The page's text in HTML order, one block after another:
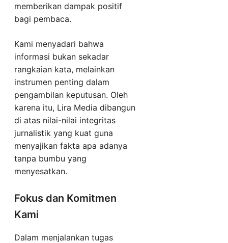
memberikan dampak positif
bagi pembaca.
Kami menyadari bahwa
informasi bukan sekadar
rangkaian kata, melainkan
instrumen penting dalam
pengambilan keputusan. Oleh
karena itu, Lira Media dibangun
di atas nilai-nilai integritas
jurnalistik yang kuat guna
menyajikan fakta apa adanya
tanpa bumbu yang
menyesatkan.
Fokus dan Komitmen
Kami
Dalam menjalankan tugas